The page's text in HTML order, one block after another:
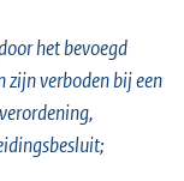
het bevoegd
zijn verboden bij een